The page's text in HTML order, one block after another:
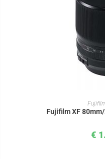
IN DEN
Fujifilm XF 80mm/
€